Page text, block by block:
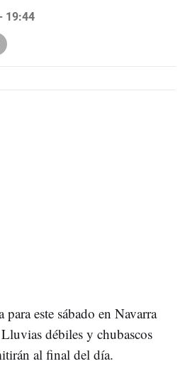
19:44
este sábado en Navarra
débiles y chubascos
al final del día.